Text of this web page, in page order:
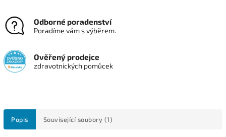
Odborné poradenství
Poradíme vám s výběrem.
Ověřený prodejce
zdravotnických pomůcek
Popis Související soubory (1)